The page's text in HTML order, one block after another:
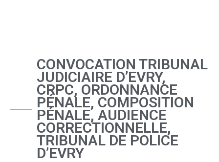
CONVOCATION TRIBUNAL
JUDICIAIRE D’EVRY,
CRPC, ORDONNANCE
PÉNALE, COMPOSITION
PÉNALE, AUDIENCE
CORRECTIONNELLE,
TRIBUNAL DE POLICE
D’EVRY